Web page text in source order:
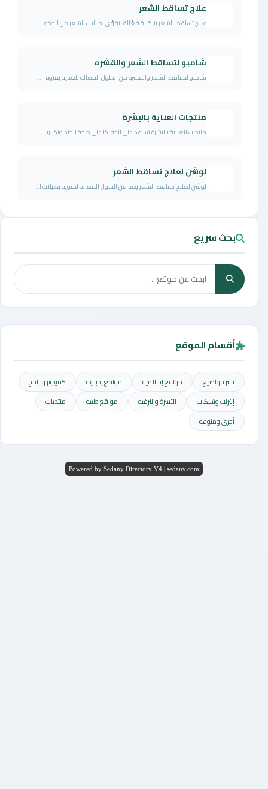
علاج تساقط الشعر
علاج تساقط الشعر بتركيبة فعّالة بتقوّي بصيلات الشعر من الجذو...
شامبو لتساقط الشعر والقشره
شامبو لتساقط الشعر والقشرة من الحلول الفعالة للعناية بفروة ا...
منتجات العناية بالبشرة
منتجات العناية بالبشرة تساعد على الحفاظ على صحة الجلد ونضارت...
لوشن لعلاج تساقط الشعر
لوشن لعلاج تساقط الشعر يعد من الحلول الفعالة لتقوية بصيلات ا...
بحث سريع
أقسام الموقع
نشر مواضيع مواقع إسلامية مواقع إخباريه
كمبيوتر وبرامج
إنترنت وشبكات
الأسرة والترفيه مواقع طبيه
منتديات
أخرى ومنوعه
Powered by Sedany Directory V4 | sedany.com